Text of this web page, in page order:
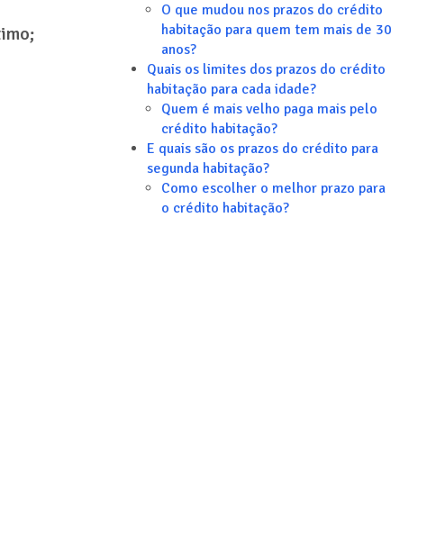
O que mudou nos prazos do crédito
habitação para quem tem mais de 30
anos?
Quais os limites dos prazos do crédito
habitação para cada idade?
Quem é mais velho paga mais pelo
crédito habitação?
E quais são os prazos do crédito para
segunda habitação?
Como escolher o melhor prazo para
o crédito habitação?